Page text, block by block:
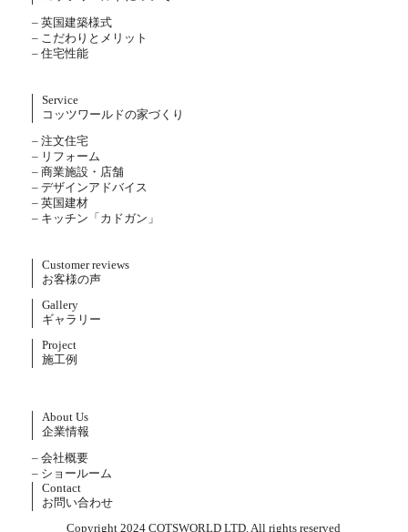
– 英国建築様式
– こだわりとメリット
– 住宅性能
Service
コッツワールドの家づくり
– 注文住宅
– リフォーム
– 商業施設・店舗
– デザインアドバイス
– 英国建材
– キッチン「カドガン」
Customer reviews
お客様の声
Gallery
ギャラリー
Project
施工例
About Us
企業情報
– 会社概要
– ショールーム
Contact
お問い合わせ
Copyright 2024 COTSWORLD LTD. All rights reserved